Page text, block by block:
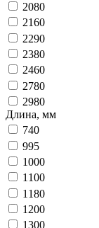
2080
2160
2290
2380
2460
2780
2980
Длина, мм
740
995
1000
1100
1180
1200
1300